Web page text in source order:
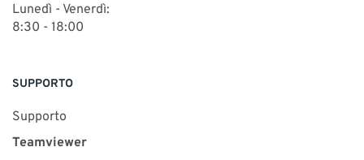
Lunedì - Venerdì:
8:30 - 18:00
SUPPORTO
Supporto
Teamviewer